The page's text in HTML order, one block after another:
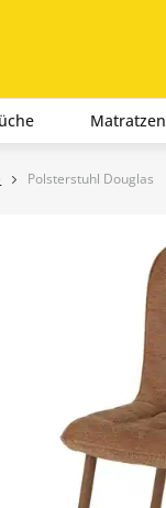
Matratzen
Polsterstuhl Douglas